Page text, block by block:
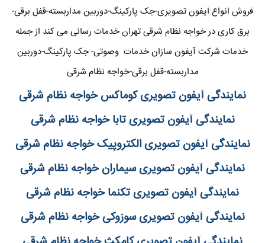
فروش انواع ایفون تصویری-جک پارکینگ-دوربین مداربسته-قفل برقی-
برق کاری در خواجه نظام شرقی تهران خدمات رسانی می کند از جمله
خدمات شرکت آیفون سازان خدمات وصوتی- جک پارکینگ-دوربین
مداربسته-قفل برقی-خواجه نظام شرقی
نمایندگی آیفون تصویری کوماکس خواجه نظام شرقی
نمایندگی آیفون تصویری تابا خواجه نظام شرقی
نمایندگی آیفون تصویری الکتروپیک خواجه نظام شرقی
نمایندگی آیفون تصویری سیماران خواجه نظام شرقی
نمایندگی آیفون تصویری تکنما خواجه نظام شرقی
نمایندگی آیفون تصویری سوزوکی خواجه نظام شرقی